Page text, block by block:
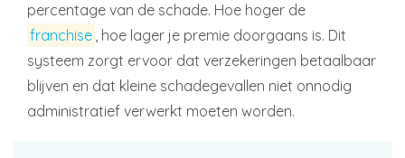
percentage van de schade. Hoe hoger de
franchise , hoe lager je premie doorgaans is. Dit
systeem zorgt ervoor dat verzekeringen betaalbaar
blijven en dat kleine schadegevallen niet onnodig
administratief verwerkt moeten worden.